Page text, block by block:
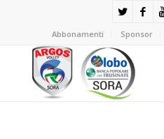
Abbonamenti Sponsor